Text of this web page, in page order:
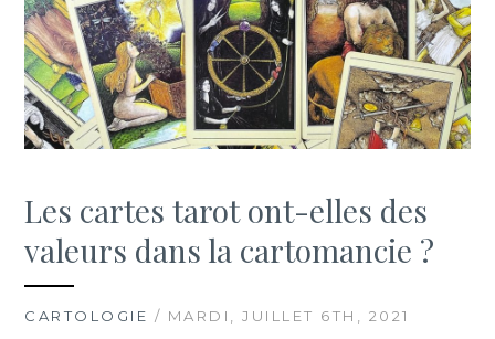
Les cartes tarot ont-elles des
valeurs dans la cartomancie ?
CARTOLOGIE / MARDI, JUILLET 6TH, 2021